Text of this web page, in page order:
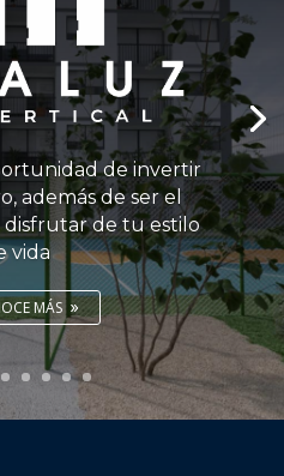
de invertir
además de ser el
disfrutar de tu estilo
vida
MÁS